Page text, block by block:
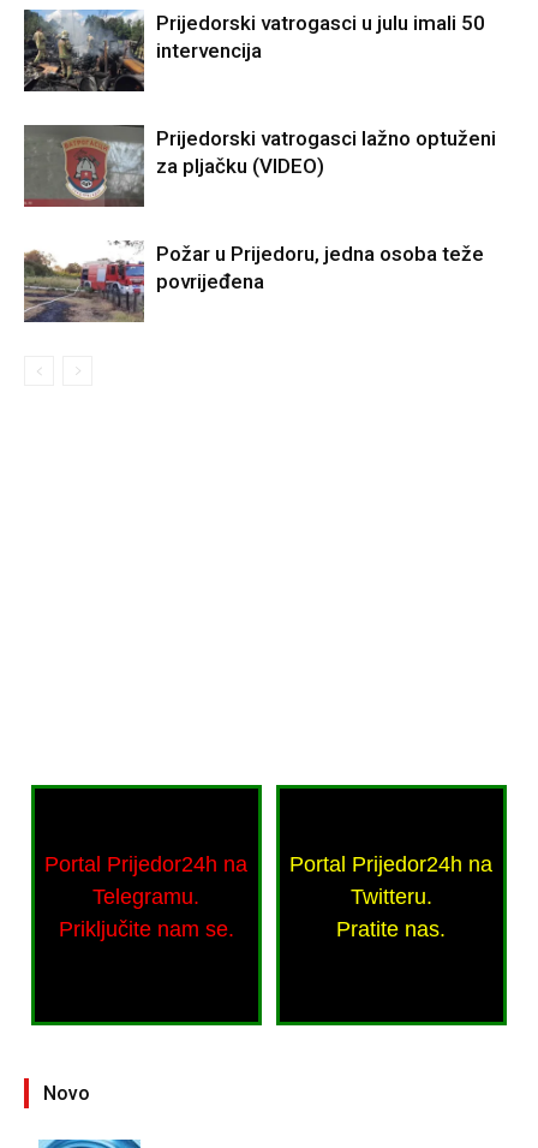
Prijedorski vatrogasci u julu imali 50
intervencija
Prijedorski vatrogasci lažno optuženi
za pljačku (VIDEO)
Požar u Prijedoru, jedna osoba teže
povrijeđena
Portal Prijedor24h na
Telegramu.
Priključite nam se.
Portal Prijedor24h na
Twitteru.
Pratite nas.
Novo